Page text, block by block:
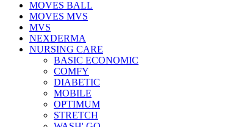
MOVES BALL
MOVES MVS
MVS
NEXDERMA
NURSING CARE
BASIC ECONOMIC
COMFY
DIABETIC
MOBILE
OPTIMUM
STRETCH